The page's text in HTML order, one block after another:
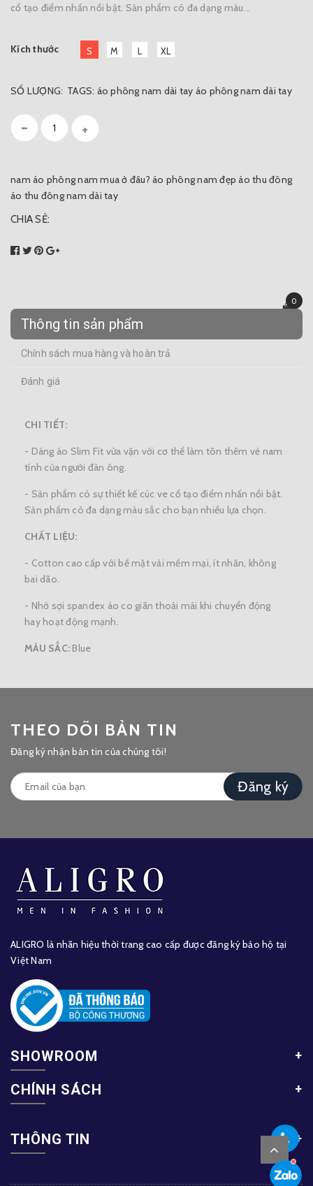
0
cổ tạo điểm nhấn nổi bật. Sản phẩm có đa dạng màu...
Kích thước S M L XL
SỐ LƯỢNG:
- +
TAGS: áo phông nam dài tay áo phông nam dài tay
nam áo phông nam mua ở đâu? áo phông nam đẹp áo thu đông
áo thu đông nam dài tay
CHIA SẺ:
Thông tin sản phẩm
Chính sách mua hàng và hoàn trả
Đánh giá
CHI TIẾT:
- Dáng áo Slim Fit vừa vặn với cơ thể làm tôn thêm vẻ nam
tính của người đàn ông.
- Sản phẩm có sự thiết kế cúc ve cổ tạo điểm nhấn nổi bật.
Sản phẩm có đa dạng màu sắc cho bạn nhiều lựa chọn.
CHẤT LIỆU:
- Cotton cao cấp với bề mặt vải mềm mại, ít nhăn, không
bai dão.
- Nhờ sợi spandex áo co giãn thoải mái khi chuyển động
hay hoạt động mạnh.
MÀU SẮC: Blue
THEO DÕI BẢN TIN
Đăng ký nhận bản tin của chúng tôi!
Đăng ký
ALIGRO là nhãn hiệu thời trang cao cấp được đăng ký bảo hộ tại
Việt Nam
SHOWROOM
CHÍNH SÁCH
THÔNG TIN